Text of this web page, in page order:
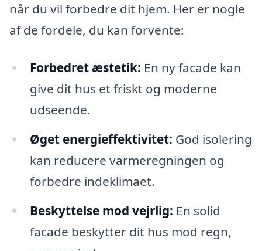
når du vil forbedre dit hjem. Her er nogle
af de fordele, du kan forvente:
Forbedret æstetik: En ny facade kan
give dit hus et friskt og moderne
udseende.
Øget energieffektivitet: God isolering
kan reducere varmeregningen og
forbedre indeklimaet.
Beskyttelse mod vejrlig: En solid
facade beskytter dit hus mod regn,